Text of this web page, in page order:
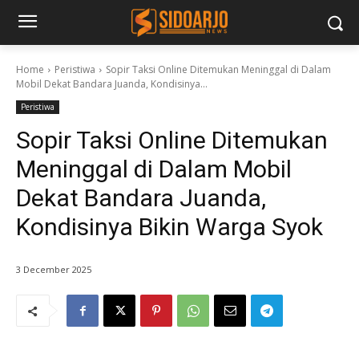
Home Peristiwa
Sopir Taksi Online Ditemukan Meninggal di Dalam
Mobil Dekat Bandara Juanda, Kondisinya...
Peristiwa
Sopir Taksi Online Ditemukan
Meninggal di Dalam Mobil
Dekat Bandara Juanda,
Kondisinya Bikin Warga Syok
3 December 2025